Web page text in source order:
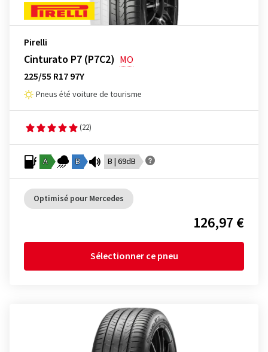
Pirelli
Cinturato P7 (P7C2) MO
225/55 R17 97Y
Pneus été voiture de tourisme
(22)
A B B | 69dB
Optimisé pour Mercedes
126,97 €
Sélectionner ce pneu